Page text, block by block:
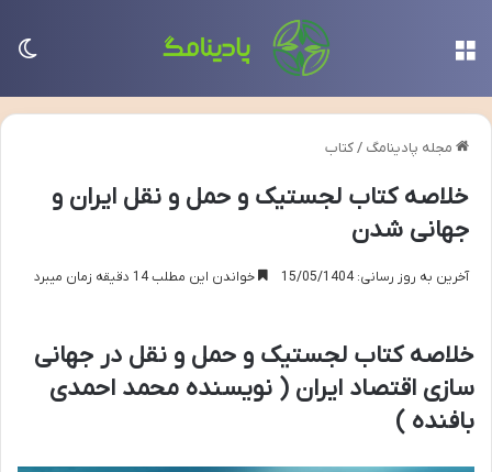
مجله پادینامگ /کتاب
خلاصه کتاب لجستیک و حمل و نقل ایران و
جهانی شدن
آخرین به روز رسانی: 15/05/1404 خواندن این مطلب 14 دقیقه زمان میبرد
خلاصه کتاب لجستیک و حمل و نقل در جهانی
سازی اقتصاد ایران ( نویسنده محمد احمدی
بافنده )